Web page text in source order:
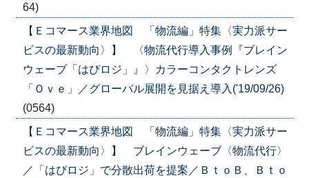
64)
【Ｅコマース業界地図 「物流編」特集〈実力派サー
ビスの最新動向〉】 〈物流代行導入事例『ブレイン
ウェーブ「はぴロジ」』〉カラーコンタクトレンズ
「Ｏｖｅ」／グローバル展開を見据え導入('19/09/26)
(0564)
【Ｅコマース業界地図 「物流編」特集〈実力派サー
ビスの最新動向〉】 ブレインウェーブ〈物流代行〉
／「はぴロジ」で分散出荷を提案／ＢｔｏＢ、Ｂｔｏ